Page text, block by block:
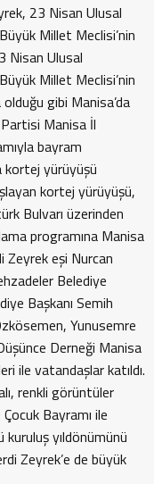
23 Nisan Ulusal
Millet Meclisi’nin
Nisan Ulusal
Millet Meclisi’nin
gibi Manisa’da
Manisa İl
bayram
kortej yürüyüşü
kortej yürüyüşü,
Bulvarı üzerinden
programına Manisa
Zeyrek eşi Nurcan
Belediye
Başkanı Semih
Yunusemre
Derneği Manisa
ile vatandaşlar katıldı.
renkli görüntüler
Bayramı ile
kuruluş yıldönümünü
Zeyrek’e de büyük